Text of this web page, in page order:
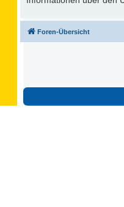
Foren-Übersicht